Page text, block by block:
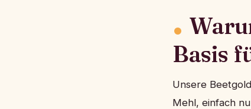
Basis
Unsere
Mehl, einfach